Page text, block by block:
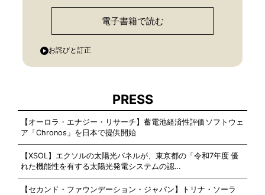
電子書籍で読む
お詫びと訂正
PRESS
【オーロラ・エナジー・リサーチ】蓄電池経済性評価ソフトウェ
ア「Chronos」を日本で提供開始
【XSOL】エクソルの太陽光パネルが、東京都の「令和7年度 優
れた機能性を有する太陽光発電システムの認…
【セカンド・ファウンデーション・ジャパン】トリナ・ソーラ